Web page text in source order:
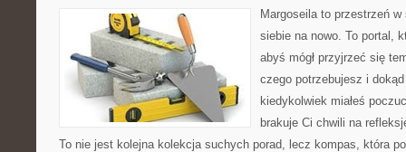
Margoseila to przestrzeń
siebie na nowo. To portal,
abyś mógł przyjrzeć się
czego potrzebujesz i
kiedykolwiek miałeś
brakuje Ci chwili na
To nie jest kolejna kolekcja suchych porad, lecz kompas, która